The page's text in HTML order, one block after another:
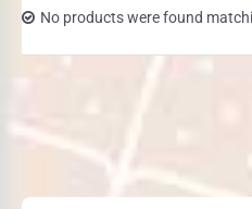
No products were found